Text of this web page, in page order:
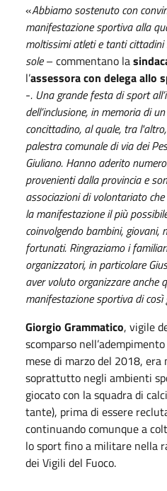
«Abbiamo sostenuto con
manifestazione sportiva alla
moltissimi atleti e tanti
sole– commentano la
l’assessora con delega allo
-. Una grande festa di sport
dell’inclusione, in memoria di
concittadino, al quale, tra
palestra comunale di via dei
Giuliano. Hanno aderito
provenienti dalla provincia e
associazioni di volontariato
la manifestazione il più
coinvolgendo bambini, giovani,
fortunati. Ringraziamo i
organizzatori, in particolare
aver voluto organizzare anche
manifestazione sportiva di così
Giorgio Grammatico, vigile
scomparso
mese di marzo del 2018,
soprattutto negli ambienti
giocato con la squadra di
tante), prima di essere
continuando comunque a
lo sport fino a militare nella
dei Vigili del Fuoco.